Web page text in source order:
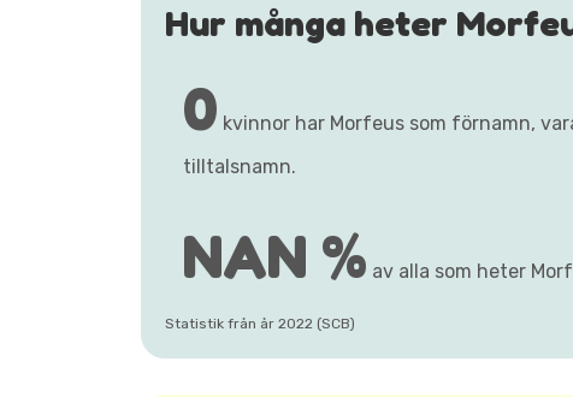
Hur många heter
0 kvinnor har Morfeus som förnamn,
tilltalsnamn.
NAN % av alla som heter
Statistik från år 2022 (SCB)